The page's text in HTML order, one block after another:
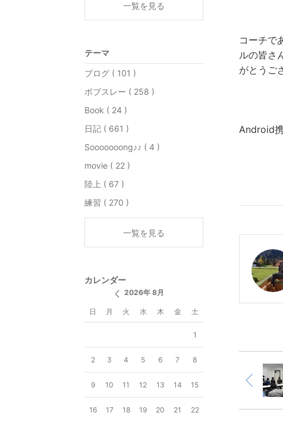
コーチで
ルの皆さ
がとうご
Android
一覧を見る
テーマ
ブログ ( 101 )
ボブスレー ( 258 )
Book ( 24 )
日記 ( 661 )
Sooooooong♪♪ ( 4 )
movie ( 22 )
陸上 ( 67 )
練習 ( 270 )
一覧を見る
カレンダー
2026年 8月
日 月 火 水 木 金 土
1
2 3 4 5 6 7 8
9 10 11 12 13 14 15
16 17 18 19 20 21 22